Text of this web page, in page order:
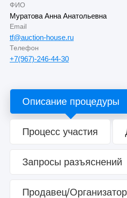
ФИО
Муратова Анна Анатольевна
Email
tf@auction-house.ru
Телефон
+7(967)-246-44-30
Описание процедуры
Процесс участия
Запросы разъяснений
Продавец/Организатор